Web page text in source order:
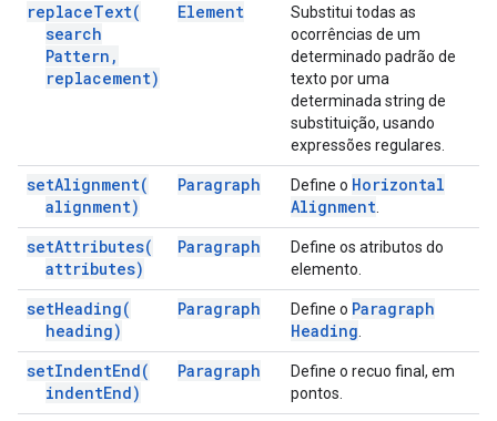
replaceText(
search
Pattern ,
replacement)
Element
Substitui todas as
ocorrências de um
determinado padrão de
texto por uma
determinada string de
substituição, usando
expressões regulares.
setAlignment(
alignment)
Paragraph Define o Horizontal
Alignment
setAttributes(
attributes)
Paragraph
Define os atributos do
elemento.
setHeading(
heading)
Paragraph Define o Paragraph
Heading
setIndentEnd(
indentEnd)
Paragraph
Define o recuo final, em
pontos.